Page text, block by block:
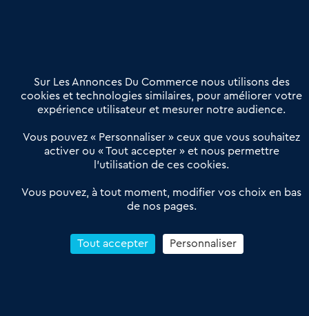
Offres Pro
Actualités
Qui sommes nous ?
Derniers articles
Réseau 3C : un partenaire national dédié aux transactions
Petitscommerces : Un partenariat au service du commerce de
proximité et des territoires
Reprendre un Restaurant Rapide
Sur Les Annonces Du Commerce nous utilisons des
cookies et technologies similaires, pour améliorer votre
expérience utilisateur et mesurer notre audience.
Vous pouvez « Personnaliser » ceux que vous souhaitez
activer ou « Tout accepter » et nous permettre
l’utilisation de ces cookies.
Vous pouvez, à tout moment, modifier vos choix en bas
de nos pages.
Tout accepter Personnaliser